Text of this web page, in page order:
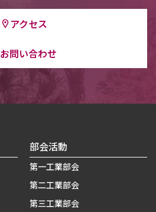
アクセス
お問い合わせ
部会活動
第一工業部会
第二工業部会
第三工業部会